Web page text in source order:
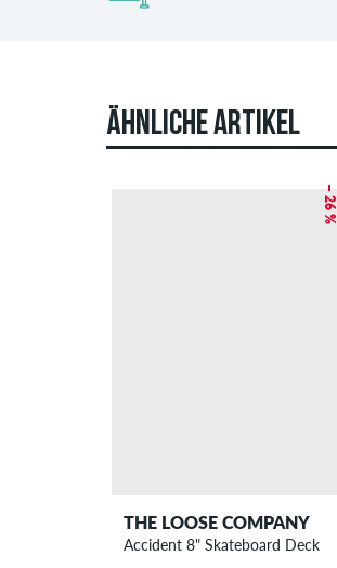
ÄHNLICHE ARTIKEL
– 26 %
THE LOOSE COMPANY
Accident 8" Skateboard Deck